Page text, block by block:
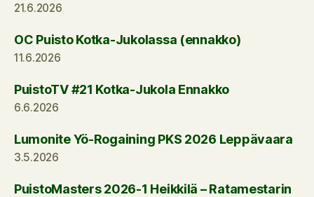
21.6.2026
OC Puisto Kotka-Jukolassa (ennakko)
11.6.2026
PuistoTV #21 Kotka-Jukola Ennakko
6.6.2026
Lumonite Yö-Rogaining PKS 2026 Leppävaara
3.5.2026
PuistoMasters 2026-1 Heikkilä – Ratamestarin